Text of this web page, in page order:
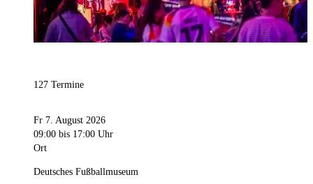
127 Termine
Fr 7. August 2026
09:00 bis 17:00 Uhr
Ort
Deutsches Fußballmuseum